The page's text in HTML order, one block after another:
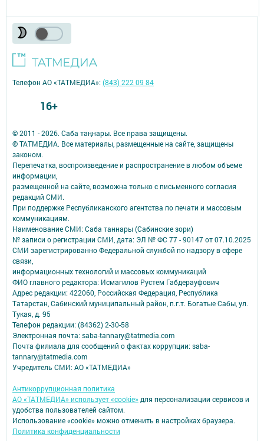
© 2011 - 2026. Саба таңнары. Все права защищены.
© ТАТМЕДИА. Все материалы, размещенные на сайте, защищены
законом.
Перепечатка, воспроизведение и распространение в любом объеме
информации,
размещенной на сайте, возможна только с письменного согласия
редакций СМИ.
При поддержке Республиканского агентства по печати и массовым
коммуникациям.
Наименование СМИ: Саба таннары (Сабинские зори)
№ записи о регистрации СМИ, дата: ЭЛ № ФС 77 - 90147 от 07.10.2025
СМИ зарегистрированно Федеральной службой по надзору в сфере
связи,
информационных технологий и массовых коммуникаций
ФИО главного редактора: Исмагилов Рустем Габдерауфович
Адрес редакции: 422060, Российская Федерация, Республика
Татарстан, Сабинский муниципальный район, п.г.т. Богатые Сабы, ул.
Тукая, д. 95
Телефон редакции: (84362) 2-30-58
Электронная почта: saba-tannary@tatmedia.com
Почта филиала для сообщений о фактах коррупции: saba-
tannary@tatmedia.com
Учредитель СМИ: АО «ТАТМЕДИА»
Антикоррупционная политика
АО «ТАТМЕДИА» использует «cookie» для персонализации сервисов и
удобства пользователей сайтом.
Использование «cookie» можно отменить в настройках браузера.
Политика конфиденциальности
Телефон АО «ТАТМЕДИА»:(843) 222 09 84
16+